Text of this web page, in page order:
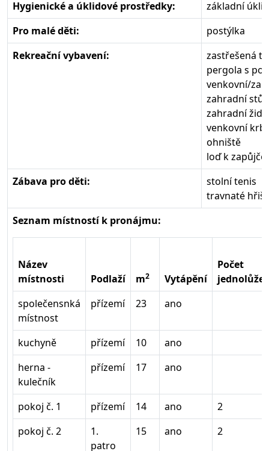
Hygienické a úklidové prostředky:
základní
Pro malé děti:
postýlka
Rekreační vybavení:
zastřešená
pergola s
venkovní/
zahradní
zahradní
venkovní krb
ohniště
loď k
Zábava pro děti:
stolní tenis
travnaté
Seznam místností k pronájmu:
Název
místnosti
Podlaží m2 Vytápění
Počet
společensnká
místnost
přízemí 23 ano
kuchyně přízemí 10
ano
herna -
kulečník
přízemí 17 ano
pokoj č. 1 přízemí 14 ano
2
pokoj č. 2
1.
patro
15 ano 2